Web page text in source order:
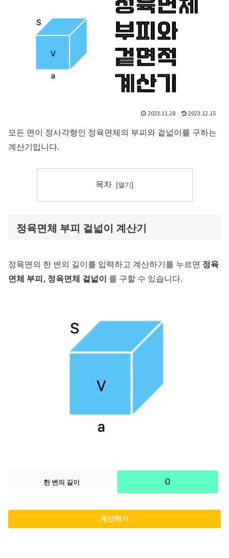
2023.11.28 2023.12.15
모든 면이 정사각형인 정육면체의 부피와 겉넓이를 구하는
계산기입니다.
목차
정육면체 부피 겉넓이 계산기
정육면의 한 변의 길이를 입력하고 계산하기를 누르면 정육
면체 부피, 정육면체 겉넓이 를 구할 수 있습니다.
한 변의 길이